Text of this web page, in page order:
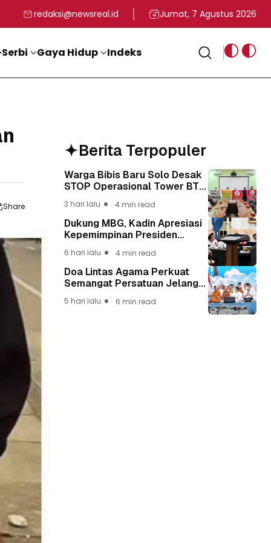
ke-81 Kemerdekaan RI
Kadin Apresiasi Kepemimpinan Presiden Prabowo yang
Staf Khusus Menag RI
redaksi@newsreal.id Jumat, 7 Agustus 2026
Gaya Hidup Indeks
Share
Berita Terpopuler
Warga Bibis Baru Solo Desak
STOP Operasional Tower BTS,
Keselamatan Warga Lebih
Berharga
3 hari lalu 4 min read
Dukung MBG, Kadin Apresiasi
Kepemimpinan Presiden
6 hari lalu 4 min read
Doa Lintas Agama Perkuat
Semangat Persatuan Jelang
5 hari lalu 6 min read